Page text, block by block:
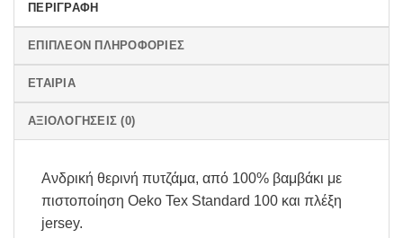
ΠΕΡΙΓΡΑΦΉ
ΕΠΙΠΛΈΟΝ ΠΛΗΡΟΦΟΡΊΕΣ
ΕΤΑΙΡΊΑ
ΑΞΙΟΛΟΓΉΣΕΙΣ (0)
Ανδρική θερινή πυτζάμα, από 100% βαμβάκι με
πιστοποίηση Oeko Tex Standard 100 και πλέξη
jersey.